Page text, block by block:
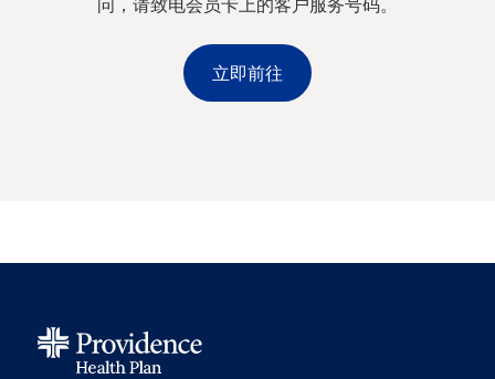
问，请致电会员卡上的客户服务号码。
立即前往